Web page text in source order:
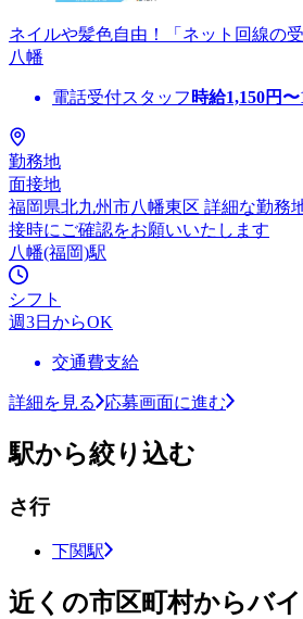
ネイルや髪色自由！「ネット回線の
八幡
電話受付スタッフ 時給1,150円〜
勤務地
面接地
福岡県北九州市八幡東区 詳細な勤務
接時にご確認をお願いいたします
八幡(福岡)駅
シフト
週3日からOK
交通費支給
詳細を見る 応募画面に進む
駅から絞り込む
さ行
下関駅
近くの市区町村からバ